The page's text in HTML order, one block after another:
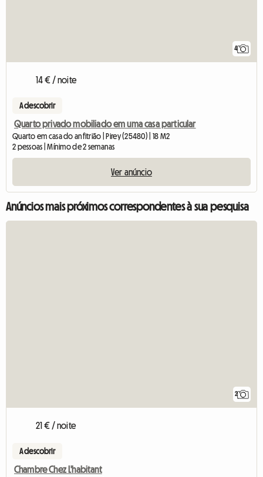
4
14 € / noite
A descobrir
Quarto privado mobiliado em uma casa particular
Quarto em casa do anfitrião | Pirey (25480) | 18 M2
2 pessoas | Mínimo de 2 semanas
Ver anúncio
Anúncios mais próximos correspondentes à sua pesquisa
2
21 € / noite
A descobrir
Chambre Chez L'habitant